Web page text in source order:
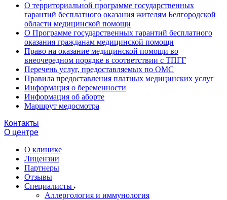
О территориальной программе государственных
гарантий бесплатного оказания жителям Белгородской
области медицинской помощи
О Программе государственных гарантий бесплатного
оказания гражданам медицинской помощи
Право на оказание медицинской помощи во
внеочередном порядке в соответствии с ТПГГ
Перечень услуг, предоставляемых по ОМС
Правила предоставления платных медицинских услуг
Информация о беременности
Информация об аборте
Маршрут медосмотра
Контакты
О центре
О клинике
Лицензии
Партнеры
Отзывы
Специалисты
Аллергология и иммунология